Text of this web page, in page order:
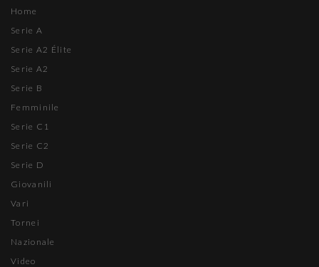
Home
Serie A
Serie A2 Élite
Serie A2
Serie B
Femminile
Serie C1
Serie C2
Serie D
Giovanili
Vari
Tornei
Nazionale
Video